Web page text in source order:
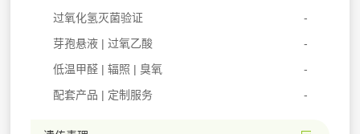
过氧化氢灭菌验证
芽孢悬液 | 过氧乙酸
低温甲醛 | 辐照 | 臭氧
配套产品 | 定制服务